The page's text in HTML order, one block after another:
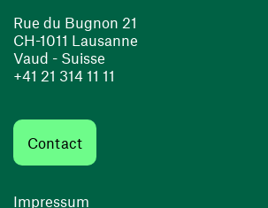
Rue du Bugnon 21
CH-1011 Lausanne
Vaud - Suisse
+41 21 314 11 11
Contact
Impressum